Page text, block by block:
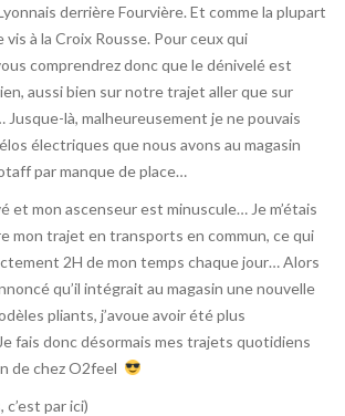
derrière Fourvière. Et comme la plupart
vis à la Croix Rousse. Pour ceux qui
comprendrez donc que le dénivelé est
aussi bien sur notre trajet aller que sur
là, malheureusement je ne pouvais
électriques que nous avons au magasin
par manque de place…
et mon ascenseur est minuscule… Je m’étais
mon trajet en transports en commun, ce qui
2H de mon temps chaque jour… Alors
qu’il intégrait au magasin une nouvelle
pliants, j’avoue avoir été plus
fais donc désormais mes trajets quotidiens
de chez O2feel
c’est par ici)